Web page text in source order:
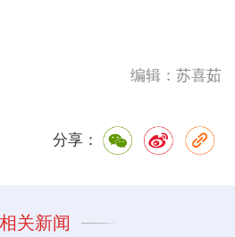
编辑：苏喜茹
分享：
相关新闻